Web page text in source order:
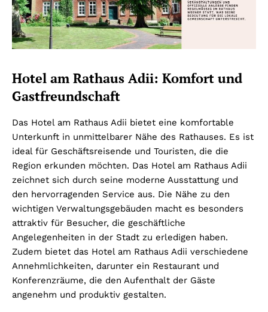
Hotel am Rathaus Adii: Komfort und
Gastfreundschaft
Das Hotel am Rathaus Adii bietet eine komfortable
Unterkunft in unmittelbarer Nähe des Rathauses. Es ist
ideal für Geschäftsreisende und Touristen, die die
Region erkunden möchten. Das Hotel am Rathaus Adii
zeichnet sich durch seine moderne Ausstattung und
den hervorragenden Service aus. Die Nähe zu den
wichtigen Verwaltungsgebäuden macht es besonders
attraktiv für Besucher, die geschäftliche
Angelegenheiten in der Stadt zu erledigen haben.
Zudem bietet das Hotel am Rathaus Adii verschiedene
Annehmlichkeiten, darunter ein Restaurant und
Konferenzräume, die den Aufenthalt der Gäste
angenehm und produktiv gestalten.